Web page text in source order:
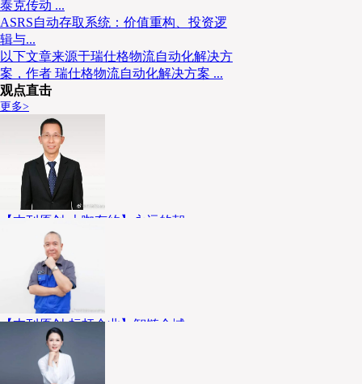
泰克传动 ...
ASRS自动存取系统：价值重构、投资逻
辑与...
以下文章来源于瑞仕格物流自动化解决方
案，作者 瑞仕格物流自动化解决方案 ...
观点直击
更多>
【本刊原创-大咖有约】永远的朝
个人介绍： 王银学，国药控股股份有限公
司物流管理中心副总经理、国药集团医药
物流有限公司副总经理。曾在国家机械科
学研究总院、联想、神州数码...
【本刊原创-标杆企业】智链全域
企业介绍 广州医药物流有限公司（全文简
称：广药物流）成立于2023年,是广州医药
股份有限公司的全资子公司。主要经营：